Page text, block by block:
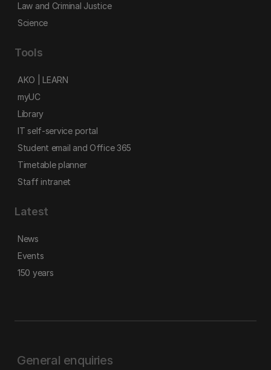
Law and Criminal Justice
Science
Tools
AKO | LEARN
myUC
Library
IT self-service portal
Student email and Office 365
Timetable planner
Staff intranet
Latest
News
Events
150 years
General enquiries